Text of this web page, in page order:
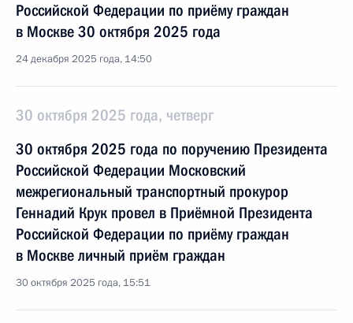
Российской Федерации по приёму граждан
в Москве 30 октября 2025 года
24 декабря 2025 года, 14:50
30 октября 2025 года, четверг
30 октября 2025 года по поручению Президента
Российской Федерации Московский
межрегиональный транспортный прокурор
Геннадий Крук провел в Приёмной Президента
Российской Федерации по приёму граждан
в Москве личный приём граждан
30 октября 2025 года, 15:51